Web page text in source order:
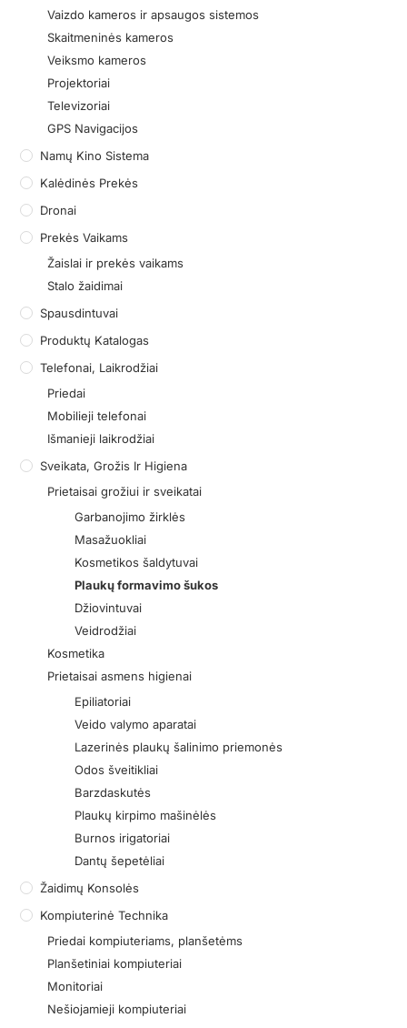
Vaizdo kameros ir apsaugos sistemos
Skaitmeninės kameros
Veiksmo kameros
Projektoriai
Televizoriai
GPS Navigacijos
Namų Kino Sistema
Kalėdinės Prekės
Dronai
Prekės Vaikams
Žaislai ir prekės vaikams
Stalo žaidimai
Spausdintuvai
Produktų Katalogas
Telefonai, Laikrodžiai
Priedai
Mobilieji telefonai
Išmanieji laikrodžiai
Sveikata, Grožis Ir Higiena
Prietaisai grožiui ir sveikatai
Garbanojimo žirklės
Masažuokliai
Kosmetikos šaldytuvai
Plaukų formavimo šukos
Džiovintuvai
Veidrodžiai
Kosmetika
Prietaisai asmens higienai
Epiliatoriai
Veido valymo aparatai
Lazerinės plaukų šalinimo priemonės
Odos šveitikliai
Barzdaskutės
Plaukų kirpimo mašinėlės
Burnos irigatoriai
Dantų šepetėliai
Žaidimų Konsolės
Kompiuterinė Technika
Priedai kompiuteriams, planšetėms
Planšetiniai kompiuteriai
Monitoriai
Nešiojamieji kompiuteriai